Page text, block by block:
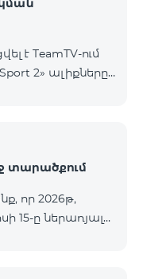
է TeamTV-ում
2» ալիքները
Մեդիա»
տարածքում
որ 2026թ,
15-ը ներառյալ